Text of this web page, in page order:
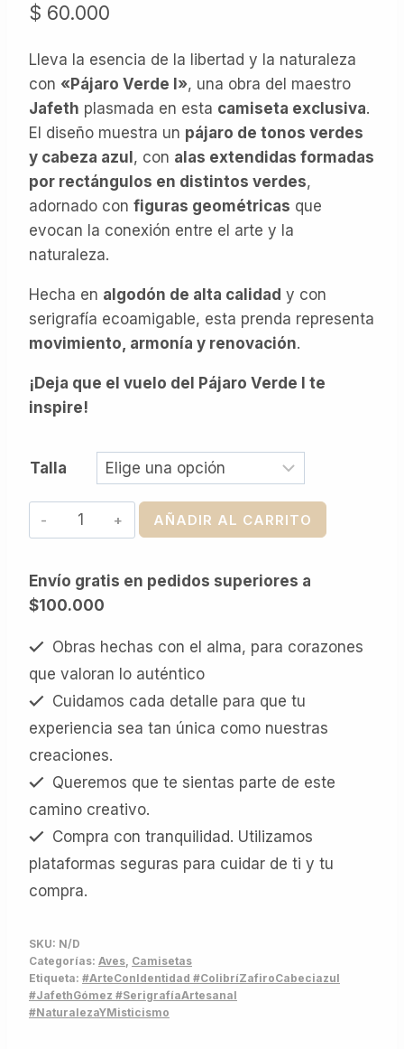
$ 60.000
Lleva la esencia de la libertad y la naturaleza
con «Pájaro Verde I», una obra del maestro
Jafeth plasmada en esta camiseta exclusiva.
El diseño muestra un pájaro de tonos verdes
y cabeza azul, con alas extendidas formadas
por rectángulos en distintos verdes,
adornado con figuras geométricas que
evocan la conexión entre el arte y la
naturaleza.
Hecha en algodón de alta calidad y con
serigrafía ecoamigable, esta prenda representa
movimiento, armonía y renovación.
¡Deja que el vuelo del Pájaro Verde I te
inspire!
Talla
Pájaro
Verde
cantidad
AÑADIR AL CARRITO
Envío gratis en pedidos superiores a
$100.000
Obras hechas con el alma, para corazones
que valoran lo auténtico
Cuidamos cada detalle para que tu
experiencia sea tan única como nuestras
creaciones.
Queremos que te sientas parte de este
camino creativo.
Compra con tranquilidad. Utilizamos
plataformas seguras para cuidar de ti y tu
compra.
SKU: N/D
Categorías: Aves Camisetas
Etiqueta: #ArteConIdentidad #ColibríZafiroCabeciazul
#JafethGómez #SerigrafíaArtesanal
#NaturalezaYMisticismo